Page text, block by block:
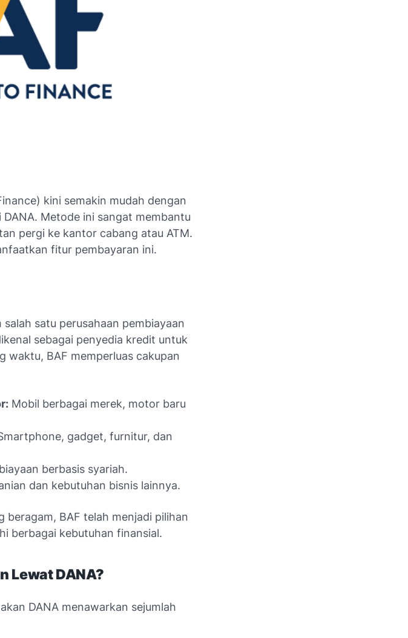
kini semakin mudah dengan
Metode ini sangat membantu
pergi ke kantor cabang atau ATM.
fitur pembayaran ini.
satu perusahaan pembiayaan
sebagai penyedia kredit untuk
waktu, BAF memperluas cakupan
Mobil berbagai merek, motor baru
gadget, furnitur, dan
berbasis syariah.
dan kebutuhan bisnis lainnya.
beragam, BAF telah menjadi pilihan
berbagai kebutuhan finansial.
Lewat DANA?
DANA menawarkan sejumlah